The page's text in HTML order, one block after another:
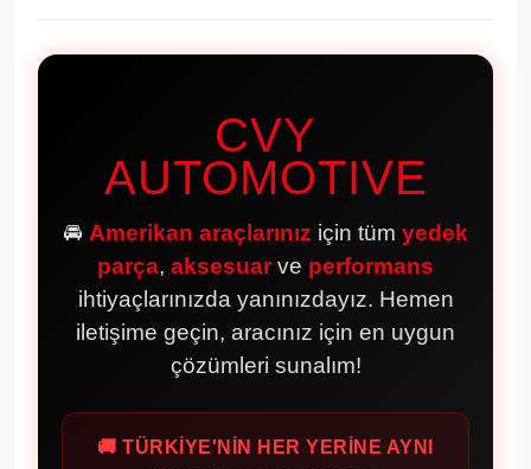
CVY
AUTOMOTIVE
🚘 Amerikan araçlarınız için tüm yedek
parça, aksesuarve performans
ihtiyaçlarınızda yanınızdayız. Hemen
iletişime geçin, aracınız için en uygun
çözümleri sunalım!
🚚 TÜRKİYE'NİN HER YERİNE AYNI